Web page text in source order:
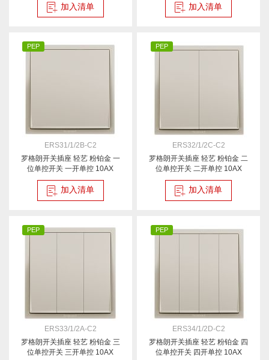
加入清单 加入清单
PEP
ERS31/1/2B-C2
罗格朗开关插座 轻艺 粉铂金 一
位单控开关 一开单控 10AX
加入清单
PEP
ERS32/1/2C-C2
罗格朗开关插座 轻艺 粉铂金 二
位单控开关 二开单控 10AX
加入清单
PEP
ERS33/1/2A-C2
罗格朗开关插座 轻艺 粉铂金 三
位单控开关 三开单控 10AX
PEP
ERS34/1/2D-C2
罗格朗开关插座 轻艺 粉铂金 四
位单控开关 四开单控 10AX